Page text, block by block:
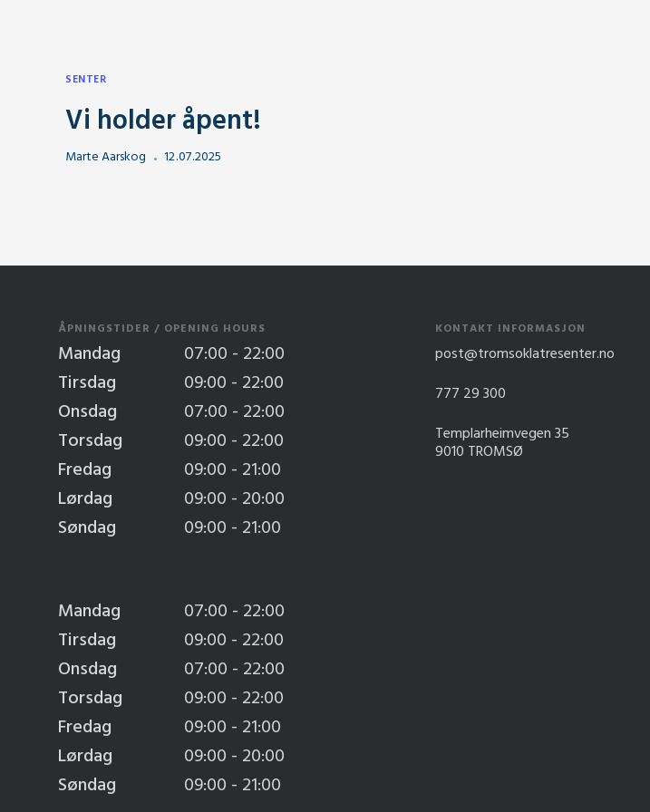
SENTER
Vi holder åpent!
Marte Aarskog 12.07.2025
ÅPNINGSTIDER / OPENING HOURS
Mandag
07:00 - 22:00
Tirsdag
09:00 - 22:00
Onsdag
07:00 - 22:00
Torsdag
09:00 - 22:00
Fredag
09:00 - 21:00
Lørdag
09:00 - 20:00
Søndag
09:00 - 21:00
Mandag
07:00 - 22:00
Tirsdag
09:00 - 22:00
Onsdag
07:00 - 22:00
Torsdag
09:00 - 22:00
Fredag
09:00 - 21:00
Lørdag
09:00 - 20:00
Søndag
09:00 - 21:00
KONTAKT INFORMASJON
post@tromsoklatresenter.no
777 29 300
Templarheimvegen 35
9010 TROMSØ